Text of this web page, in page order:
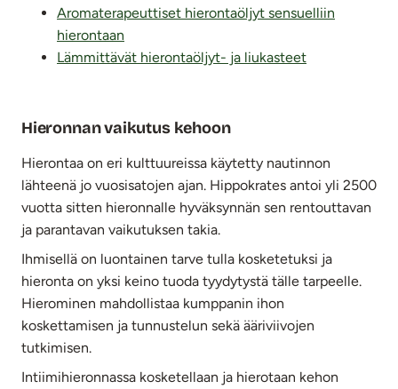
Aromaterapeuttiset hierontaöljyt sensuelliin
hierontaan
Lämmittävät hierontaöljyt- ja liukasteet
Hieronnan vaikutus kehoon
Hierontaa on eri kulttuureissa käytetty nautinnon
lähteenä jo vuosisatojen ajan. Hippokrates antoi yli 2500
vuotta sitten hieronnalle hyväksynnän sen rentouttavan
ja parantavan vaikutuksen takia.
Ihmisellä on luontainen tarve tulla kosketetuksi ja
hieronta on yksi keino tuoda tyydytystä tälle tarpeelle.
Hierominen mahdollistaa kumppanin ihon
koskettamisen ja tunnustelun sekä ääriviivojen
tutkimisen.
Intiimihieronnassa kosketellaan ja hierotaan kehon